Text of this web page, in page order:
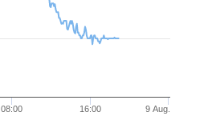
9 Aug.
08:00 16:00